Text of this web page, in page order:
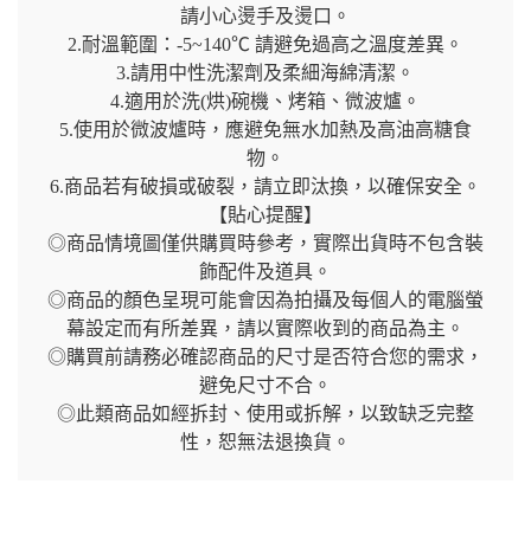
請小心燙手及燙口。
2.耐溫範圍：-5~140℃ 請避免過高之溫度差異。
3.請用中性洗潔劑及柔細海綿清潔。
4.適用於洗(烘)碗機、烤箱、微波爐。
5.使用於微波爐時，應避免無水加熱及高油高糖食
物。
6.商品若有破損或破裂，請立即汰換，以確保安全。
【貼心提醒】
◎商品情境圖僅供購買時參考，實際出貨時不包含裝
飾配件及道具。
◎商品的顏色呈現可能會因為拍攝及每個人的電腦螢
幕設定而有所差異，請以實際收到的商品為主。
◎購買前請務必確認商品的尺寸是否符合您的需求，
避免尺寸不合。
◎此類商品如經拆封、使用或拆解，以致缺乏完整
性，恕無法退換貨。